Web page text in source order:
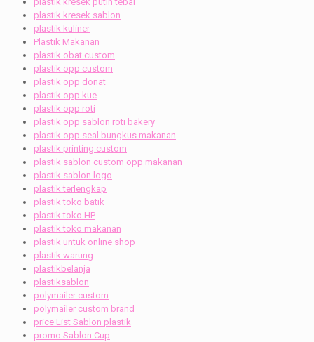
plastik kresek sablon
plastik kuliner
Plastik Makanan
plastik obat custom
plastik opp custom
plastik opp donat
plastik opp kue
plastik opp roti
plastik opp sablon roti bakery
plastik opp seal bungkus makanan
plastik printing custom
plastik sablon custom opp makanan
plastik sablon logo
plastik terlengkap
plastik toko batik
plastik toko HP
plastik toko makanan
plastik untuk online shop
plastik warung
plastikbelanja
plastiksablon
polymailer custom
polymailer custom brand
price List Sablon plastik
promo Sablon Cup